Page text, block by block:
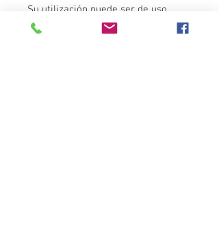
Su utilización puede ser de uso
invertido y posee un actuador